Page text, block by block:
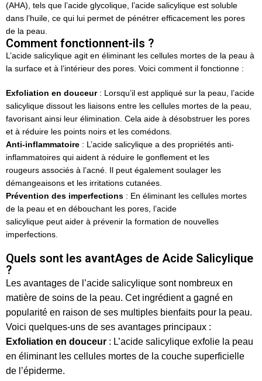
(AHA), tels que l’acide glycolique, l’acide salicylique est soluble
dans l’huile, ce qui lui permet de pénétrer efficacement les pores
de la peau.
Comment fonctionnent-ils ?
L’acide salicylique agit en éliminant les cellules mortes de la peau à
la surface et à l’intérieur des pores. Voici comment il fonctionne :
Exfoliation en douceur: Lorsqu’il est appliqué sur la peau, l’acide
salicylique dissout les liaisons entre les cellules mortes de la peau,
favorisant ainsi leur élimination. Cela aide à désobstruer les pores
et à réduire les points noirs et les comédons.
Anti-inflammatoire : L’acide salicylique a des propriétés anti-
inflammatoires qui aident à réduire le gonflement et les
rougeurs associés à l’acné. Il peut également soulager les
démangeaisons et les irritations cutanées.
Prévention des imperfections : En éliminant les cellules mortes
de la peau et en débouchant les pores, l’acide
salicylique peut aider à prévenir la formation de nouvelles
imperfections.
Quels sont les avantAges de Acide Salicylique
?
Les avantages de l’acide salicylique sont nombreux en
matière de soins de la peau. Cet ingrédient a gagné en
popularité en raison de ses multiples bienfaits pour la peau.
Voici quelques-uns de ses avantages principaux :
Exfoliation en douceur : L’acide salicylique exfolie la peau
en éliminant les cellules mortes de la couche superficielle
de l’épiderme.